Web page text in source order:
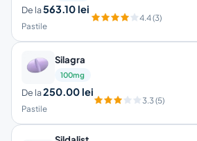
Silagra
100mg
De la250.00 lei
Pastile
3.3 (5)
De la563.10 lei
Pastile
4.4 (3)